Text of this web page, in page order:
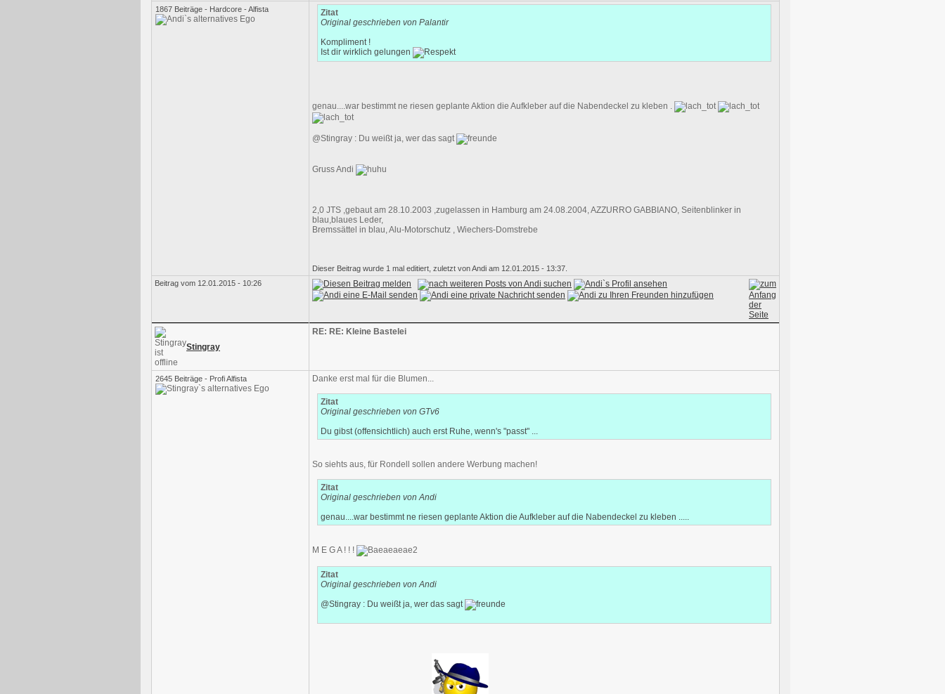
1867 Beiträge - Hardcore - Alfista
Zitat
Original geschrieben von Palantir
Kompliment !
Ist dir wirklich gelungen
genau....war bestimmt ne riesen geplante Aktion die Aufkleber auf die Nabendeckel zu kleben .
@Stingray : Du weißt ja, wer das sagt
Gruss Andi
2,0 JTS ,gebaut am 28.10.2003 ,zugelassen in Hamburg am 24.08.2004, AZZURRO GABBIANO, Seitenblinker in
blau,blaues Leder,
Bremssättel in blau, Alu-Motorschutz , Wiechers-Domstrebe
Dieser Beitrag wurde 1 mal editiert, zuletzt von Andi am 12.01.2015 - 13:37.
Beitrag vom 12.01.2015 - 10:26
Stingray
RE: RE: Kleine Bastelei
2645 Beiträge - Profi Alfista Danke erst mal für die Blumen...
Zitat
Original geschrieben von GTv6
Du gibst (offensichtlich) auch erst Ruhe, wenn's "passt" ...
So siehts aus, für Rondell sollen andere Werbung machen!
Zitat
Original geschrieben von Andi
genau....war bestimmt ne riesen geplante Aktion die Aufkleber auf die Nabendeckel zu kleben .....
M E G A ! ! !
Zitat
Original geschrieben von Andi
@Stingray : Du weißt ja, wer das sagt